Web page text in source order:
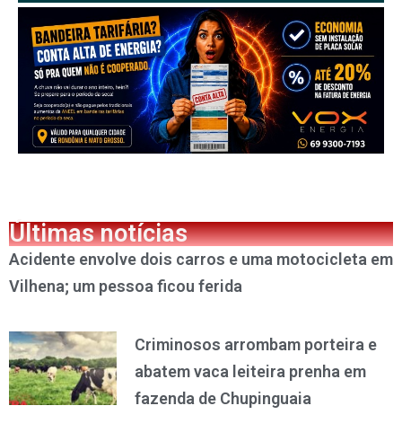
Últimas notícias
Acidente envolve dois carros e uma motocicleta em
Vilhena; um pessoa ficou ferida
Criminosos arrombam porteira e
abatem vaca leiteira prenha em
fazenda de Chupinguaia